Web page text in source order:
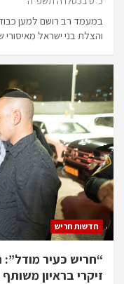
במעמד רב רושם למען
והצלת בני ישראל
חדשות חריש
“חריש כעיר מודל”:
זיקרי בראיון משותף